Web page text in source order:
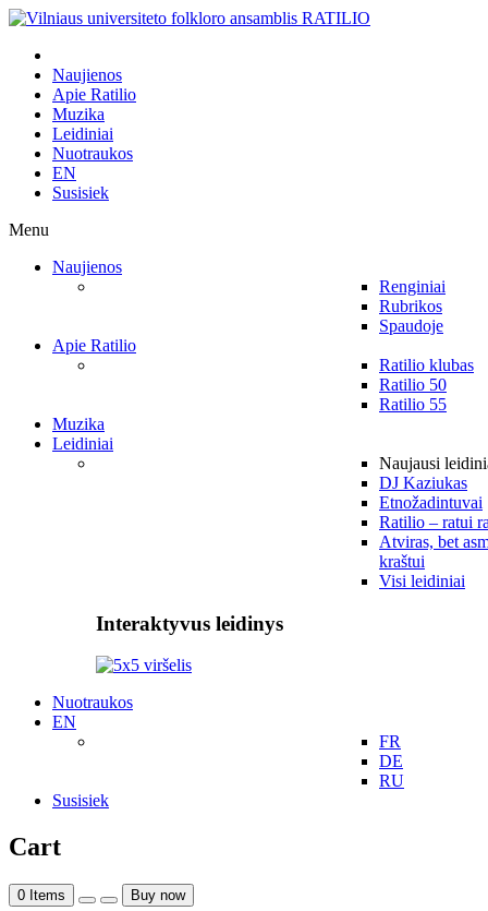
Naujienos
Apie Ratilio
Muzika
Leidiniai
Nuotraukos
EN
Susisiek
Menu
Naujienos
Renginiai
Rubrikos
Spaudoje
Apie Ratilio
Ratilio klubas
Ratilio 50
Ratilio 55
Muzika
Leidiniai
Naujausi
DJ Kaziukas
Etnožadintuvai
Ratilio – ratui
Atviras, bet
kraštui
Visi leidiniai
Interaktyvus leidinys
Nuotraukos
EN
FR
DE
RU
Susisiek
Cart
0 Items Buy now